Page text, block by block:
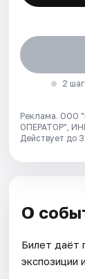
2
Реклама.
ОПЕРАТОР",
Действует до
О
Билет даёт
экспозиции